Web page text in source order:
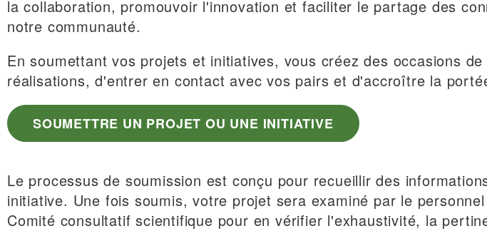
la collaboration, promouvoir l'innovation et faciliter le partage des
notre communauté.
En soumettant vos projets et initiatives, vous créez des occasions
réalisations, d'entrer en contact avec vos pairs et d'accroître la
SOUMETTRE UN PROJET OU UNE INITIATIVE
Le processus de soumission est conçu pour recueillir des
initiative. Une fois soumis, votre projet sera examiné par le
Comité consultatif scientifique pour en vérifier l'exhaustivité, la